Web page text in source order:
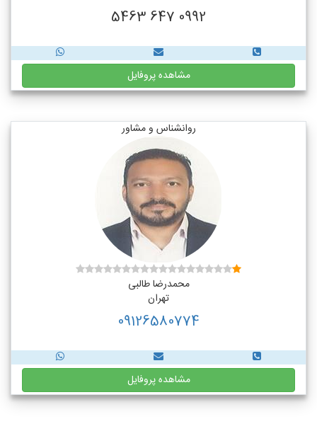
0992 647 5463
مشاهده پروفایل
روانشناس و مشاور
محمدرضا طالبی
تهران
09126580774
مشاهده پروفایل